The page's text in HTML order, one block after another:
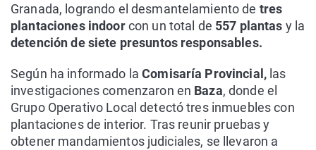
Granada, logrando el desmantelamiento de tres
plantaciones indoorcon un total de 557 plantas y la
detención de siete presuntos responsables.
Según ha informado laComisaría Provincial, las
investigaciones comenzaron en Baza, donde el
Grupo Operativo Local detectó tres inmuebles con
plantaciones de interior. Tras reunir pruebas y
obtener mandamientos judiciales, se llevaron a